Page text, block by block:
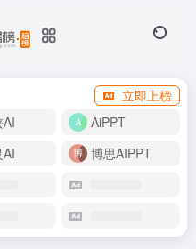
立即上榜
AiPPT
博思AIPPT